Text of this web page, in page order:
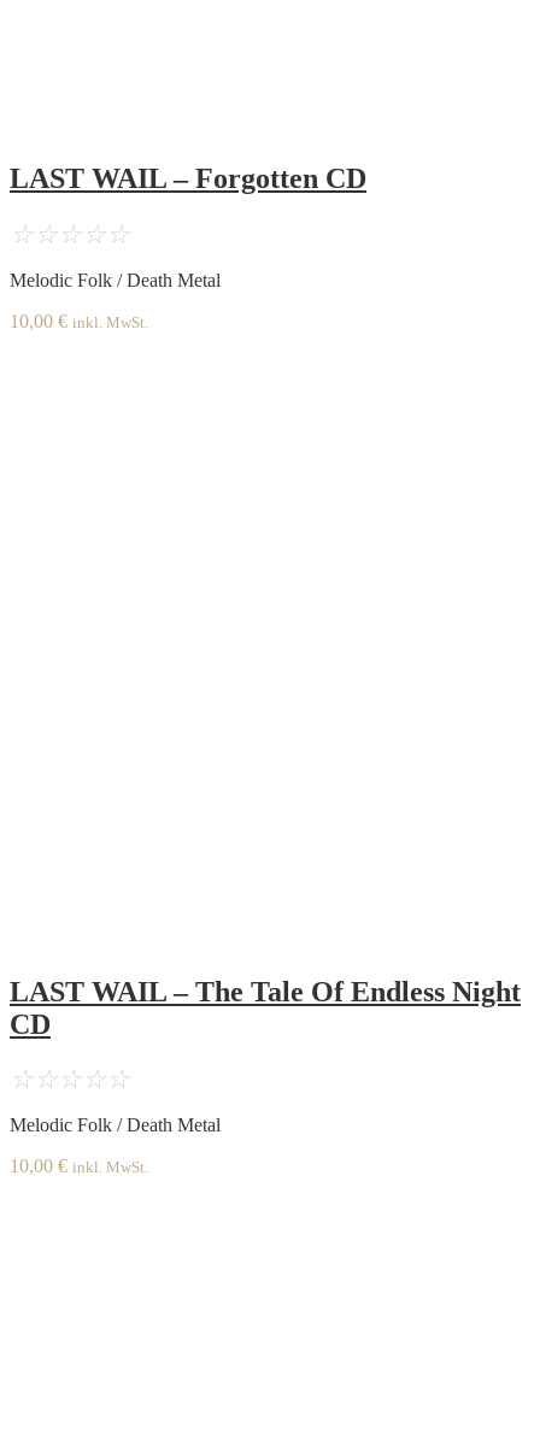
LAST WAIL – Forgotten CD
☆☆☆☆☆
Melodic Folk / Death Metal
10,00 € inkl. MwSt.
LAST WAIL – The Tale Of Endless Night
CD
☆☆☆☆☆
Melodic Folk / Death Metal
10,00 € inkl. MwSt.